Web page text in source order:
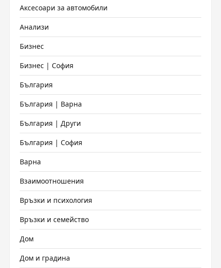
Аксесоари за автомобили
Анализи
Бизнес
Бизнес | София
България
България | Варна
България | Други
България | София
Варна
Взаимоотношения
Връзки и психология
Връзки и семейство
Дом
Дом и градина